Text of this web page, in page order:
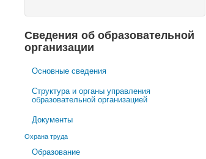
Сведения об образовательной
организации
Основные сведения
Структура и органы управления
образовательной организацией
Документы
Охрана труда
Образование